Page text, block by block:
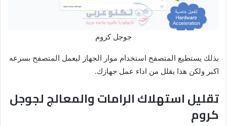
جوجل كروم
بذلك يستطيع المتصفح استخدام موار الجهاز ليعمل المتصفح بسرعه
اكبر ولكن هذا يقلل من اداء عمل جهازك.
تقليل استهلاك الرامات والمعالج لجوجل
كروم